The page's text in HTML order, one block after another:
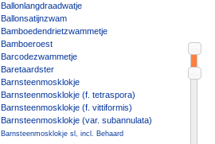
Ballonlangdraadwatje
Ballonsatijnzwam
Bamboedendrietzwammetje
Bamboeroest
Barcodezwammetje
Baretaardster
Barnsteenmosklokje
Barnsteenmosklokje (f. tetraspora)
Barnsteenmosklokje (f. vittiformis)
Barnsteenmosklokje (var. subannulata)
Barnsteenmosklokje sl, incl. Behaard